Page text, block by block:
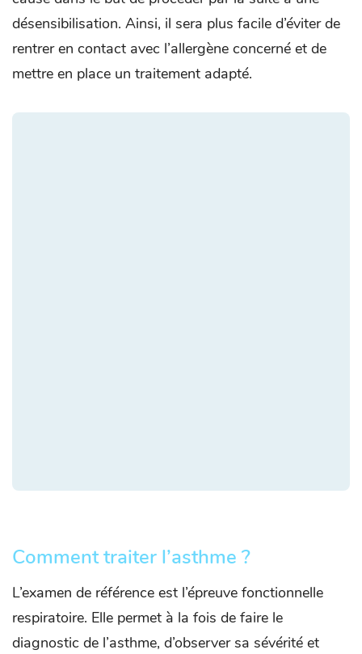
désensibilisation. Ainsi, il sera plus facile d’éviter de
rentrer en contact avec l’allergène concerné et de
mettre en place un traitement adapté.
Comment traiter l’asthme ?
L’examen de référence est l’épreuve fonctionnelle
respiratoire. Elle permet à la fois de faire le
diagnostic de l’asthme, d’observer sa sévérité et